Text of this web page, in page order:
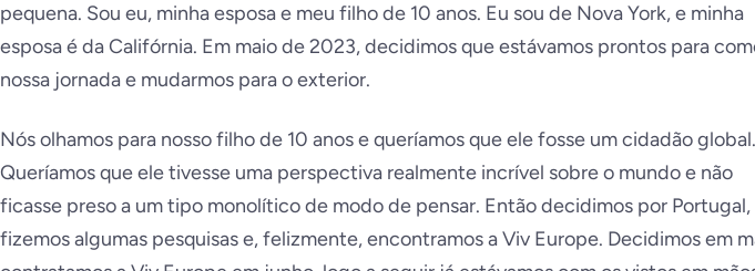
pequena. Sou eu, minha esposa e meu filho de 10 anos. Eu sou de Nova York, e minha
esposa é da Califórnia. Em maio de 2023, decidimos que estávamos prontos para
nossa jornada e mudarmos para o exterior.
Nós olhamos para nosso filho de 10 anos e queríamos que ele fosse um cidadão global.
Queríamos que ele tivesse uma perspectiva realmente incrível sobre o mundo e não
ficasse preso a um tipo monolítico de modo de pensar. Então decidimos por Portugal,
fizemos algumas pesquisas e, felizmente, encontramos a Viv Europe. Decidimos em